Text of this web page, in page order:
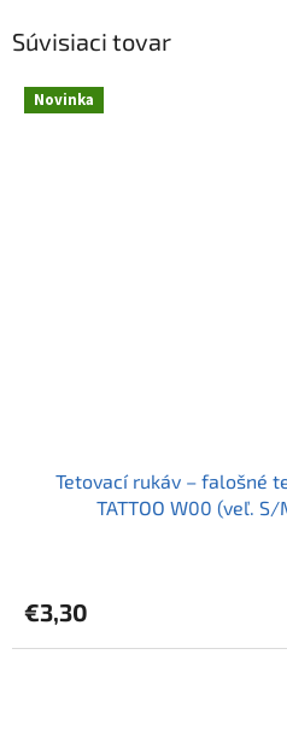
Súvisiaci tovar
Novinka
Tetovací rukáv – falošné
TATTOO W00 (veľ.
€3,30